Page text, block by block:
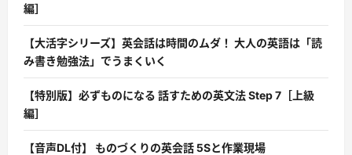
編］
【大活字シリーズ】英会話は時間のムダ！ 大人の英語は「読
み書き勉強法」でうまくいく
【特別版】必ずものになる 話すための英文法 Step 7［上級
編］
【音声DL付】 ものづくりの英会話 5Sと作業現場